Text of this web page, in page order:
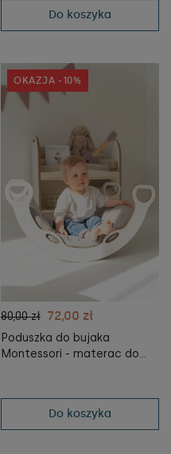
Do koszyka
80,00 zł 72,00 zł
Poduszka do bujaka
Montessori - materac do
Do koszyka
OKAZJA -10%